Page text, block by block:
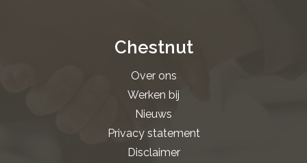
Chestnut
Over ons
Werken bij
Nieuws
Privacy statement
Disclaimer